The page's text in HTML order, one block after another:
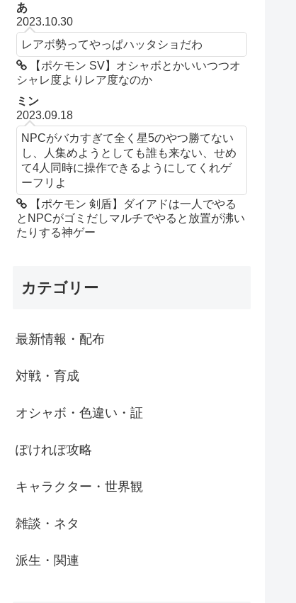
あ
2023.10.30
レアボ勢ってやっぱハッタショだわ
【ポケモン SV】オシャボとかいいつつオ
シャレ度よりレア度なのか
ミン
2023.09.18
NPCがバカすぎて全く星5のやつ勝てない
し、人集めようとしても誰も来ない、せめ
て4人同時に操作できるようにしてくれゲ
ーフリよ
【ポケモン 剣盾】ダイアドは一人でやる
とNPCがゴミだしマルチでやると放置が沸い
たりする神ゲー
カテゴリー
最新情報・配布
対戦・育成
オシャボ・色違い・証
ぽけれぽ攻略
キャラクター・世界観
雑談・ネタ
派生・関連